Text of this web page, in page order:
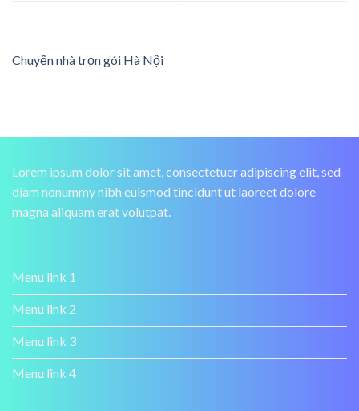
Chuyển nhà trọn gói Hà Nội
Lorem ipsum dolor sit amet, consectetuer adipiscing elit, sed
diam nonummy nibh euismod tincidunt ut laoreet dolore
magna aliquam erat volutpat.
Menu link 1
Menu link 2
Menu link 3
Menu link 4